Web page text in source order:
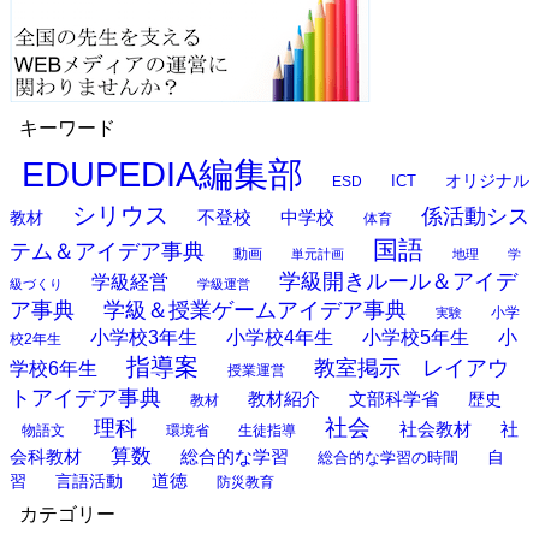
キーワード
EDUPEDIA編集部 ESD ICT
オリジナル
教材
シリウス 不登校 中学校 体育
係活動シス
テム＆アイデア事典
動画 単元計画 国語 地理 学
級づくり 学級経営 学級運営
学級開きルール＆アイデ
ア事典
学級＆授業ゲームアイデア事典 実験
小学
校2年生
小学校3年生 小学校4年生 小学校5年生
小
学校6年生
指導案 授業運営
教室掲示 レイアウ
トアイデア事典
教材 教材紹介 文部科学省 歴史
物語文 理科 環境省 生徒指導 社会 社会教材
社
会科教材
算数 総合的な学習 総合的な学習の時間
自
習
言語活動 道徳 防災教育
カテゴリー